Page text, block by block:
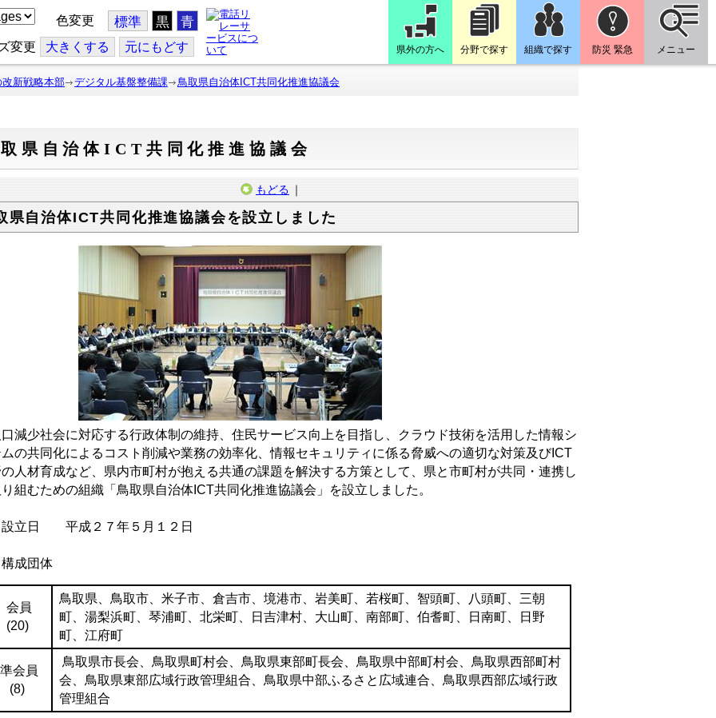
色変更 標準 黒 青
変更 大きくする 元にもどす 県外の方へ 分野で探す 組織で探す 防災 緊急 メニュー
改新戦略本部 デジタル基盤整備課 鳥取県自治体ICT共同化推進協議会
県自治体ICT共同化推進協議会
もどる ｜
県自治体ICT共同化推進協議会を設立しました
減少社会に対応する行政体制の維持、住民サービス向上を目指し、クラウド技術を活用した情報シ
ムの共同化によるコスト削減や業務の効率化、情報セキュリティに係る脅威への適切な対策及びICT
人材育成など、県内市町村が抱える共通の課題を解決する方策として、県と市町村が共同・連携し
組むための組織「鳥取県自治体ICT共同化推進協議会」を設立しました。
設立日 平成２７年５月１２日
構成団体
会員
(20)
鳥取県、鳥取市、米子市、倉吉市、境港市、岩美町、若桜町、智頭町、八頭町、三朝
町、湯梨浜町、琴浦町、北栄町、日吉津村、大山町、南部町、伯耆町、日南町、日野
町、江府町
準会員
(8)
鳥取県市長会、鳥取県町村会、鳥取県東部町長会、鳥取県中部町村会、鳥取県西部町村
会、鳥取県東部広域行政管理組合、鳥取県中部ふるさと広域連合、鳥取県西部広域行政
管理組合